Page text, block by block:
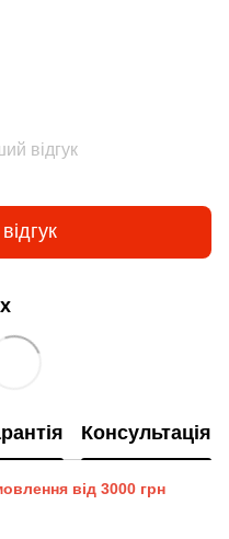
відгук
Консультація
від 3000 грн